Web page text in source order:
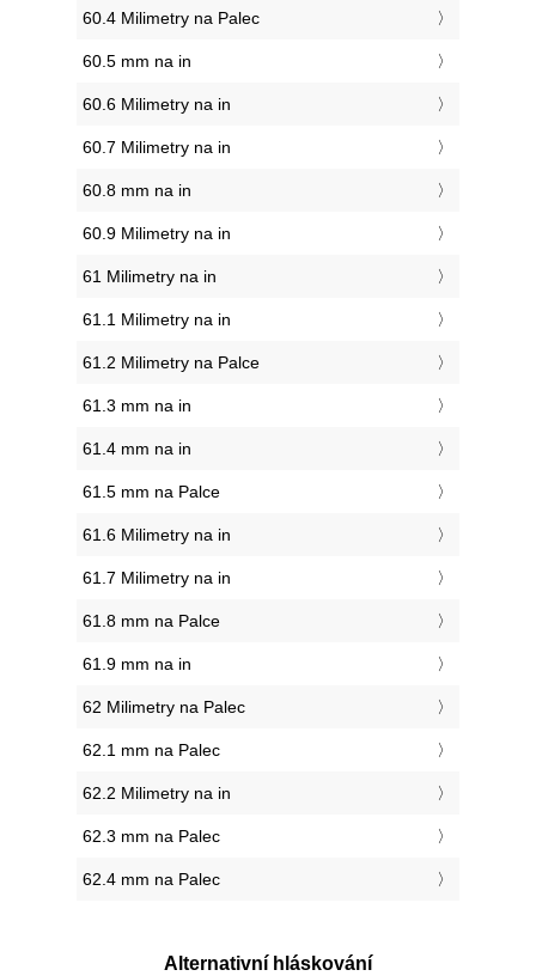
60.4 Milimetry na Palec
60.5 mm na in
60.6 Milimetry na in
60.7 Milimetry na in
60.8 mm na in
60.9 Milimetry na in
61 Milimetry na in
61.1 Milimetry na in
61.2 Milimetry na Palce
61.3 mm na in
61.4 mm na in
61.5 mm na Palce
61.6 Milimetry na in
61.7 Milimetry na in
61.8 mm na Palce
61.9 mm na in
62 Milimetry na Palec
62.1 mm na Palec
62.2 Milimetry na in
62.3 mm na Palec
62.4 mm na Palec
Alternativní hláskování